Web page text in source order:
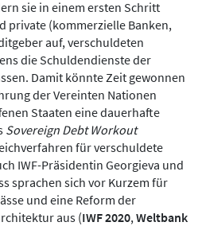
sie in einem ersten Schritt
private (kommerzielle Banken,
auf, verschuldeten
die Schuldendienste der
Damit könnte Zeit gewonnen
der Vereinten Nationen
Staaten eine dauerhafte
Sovereign Debt Workout
für verschuldete
IWF-Präsidentin Georgieva und
sprachen sich vor Kurzem für
und eine Reform der
aus (IWF 2020, Weltbank